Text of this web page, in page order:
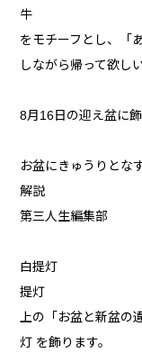
牛
をモチーフとし、「
しながら帰って欲し
8月16日の迎え盆に
お盆にきゅうりとな
解説
第三人生編集部
白提灯
提灯
上の「お盆と新盆の
灯 を飾ります。